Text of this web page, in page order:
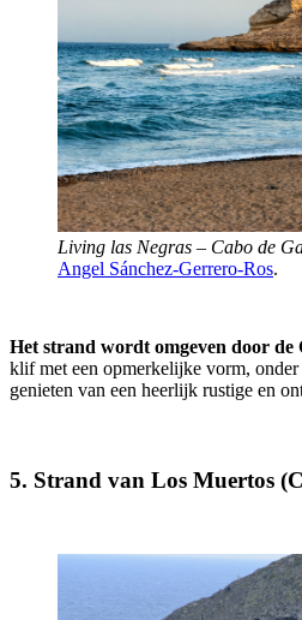
Living las Negras – Cabo de
Angel Sánchez-Gerrero-Ros.
Het strand wordt omgeven door de
klif met een opmerkelijke vorm,
genieten van een heerlijk rustige en
5. Strand van Los Muertos